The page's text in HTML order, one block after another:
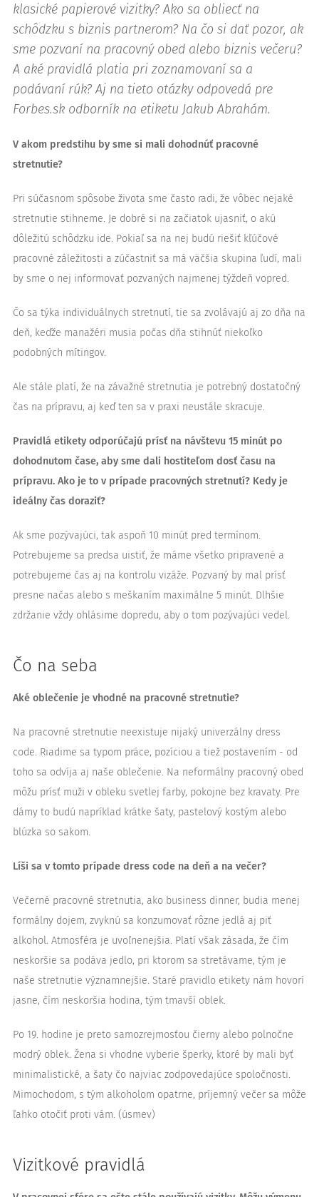
klasické papierové vizitky? Ako sa obliecť na
schôdzku s biznis partnerom? Na čo si dať pozor, ak
sme pozvaní na pracovný obed alebo biznis večeru?
A aké pravidlá platia pri zoznamovaní sa a
podávaní rúk? Aj na tieto otázky odpovedá pre
Forbes.sk odborník na etiketu Jakub Abrahám.
V akom predstihu by sme si mali dohodnúť pracovné
stretnutie?
Pri súčasnom spôsobe života sme často radi, že vôbec nejaké
stretnutie stihneme. Je dobré si na začiatok ujasniť, o akú
dôležitú schôdzku ide. Pokiaľ sa na nej budú riešiť kľúčové
pracovné záležitosti a zúčastniť sa má väčšia skupina ľudí, mali
by sme o nej informovať pozvaných najmenej týždeň vopred.
Čo sa týka individuálnych stretnutí, tie sa zvolávajú aj zo dňa na
deň, keďže manažéri musia počas dňa stihnúť niekoľko
podobných mítingov.
Ale stále platí, že na závažné stretnutia je potrebný dostatočný
čas na prípravu, aj keď ten sa v praxi neustále skracuje.
Pravidlá etikety odporúčajú prísť na návštevu 15 minút po
dohodnutom čase, aby sme dali hostiteľom dosť času na
prípravu. Ako je to v prípade pracovných stretnutí? Kedy je
ideálny čas doraziť?
Ak sme pozývajúci, tak aspoň 10 minút pred termínom.
Potrebujeme sa predsa uistiť, že máme všetko pripravené a
potrebujeme čas aj na kontrolu vizáže. Pozvaný by mal prísť
presne načas alebo s meškaním maximálne 5 minút. Dlhšie
zdržanie vždy ohlásime dopredu, aby o tom pozývajúci vedel.
Čo na seba
Aké oblečenie je vhodné na pracovné stretnutie?
Na pracovné stretnutie neexistuje nijaký univerzálny dress
code. Riadime sa typom práce, pozíciou a tiež postavením - od
toho sa odvíja aj naše oblečenie. Na neformálny pracovný obed
môžu prísť muži v obleku svetlej farby, pokojne bez kravaty. Pre
dámy to budú napríklad krátke šaty, pastelový kostým alebo
blúzka so sakom.
Líši sa v tomto prípade dress code na deň a na večer?
Večerné pracovné stretnutia, ako business dinner, budia menej
formálny dojem, zvyknú sa konzumovať rôzne jedlá aj piť
alkohol. Atmosféra je uvoľnenejšia. Platí však zásada, že čím
neskoršie sa podáva jedlo, pri ktorom sa stretávame, tým je
naše stretnutie významnejšie. Staré pravidlo etikety nám hovorí
jasne, čím neskoršia hodina, tým tmavší oblek.
Po 19. hodine je preto samozrejmosťou čierny alebo polnočne
modrý oblek. Žena si vhodne vyberie šperky, ktoré by mali byť
minimalistické, a šaty čo najviac zodpovedajúce spoločnosti.
Mimochodom, s tým alkoholom opatrne, príjemný večer sa môže
ľahko otočiť proti vám. (úsmev)
Vizitkové pravidlá